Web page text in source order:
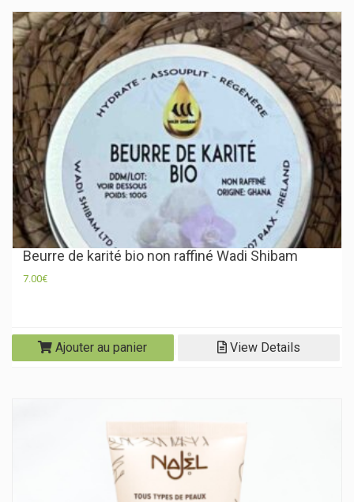
Beurre de karité bio non raffiné Wadi Shibam
7.00€
Ajouter au panier View Details